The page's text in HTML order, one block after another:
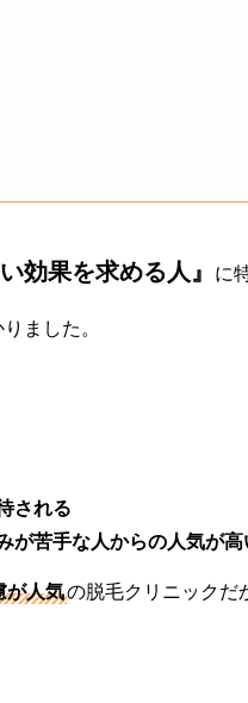
効果を求める人』 に
ました。
される
が苦手な人からの人気が高
が人気の脱毛クリニックだ